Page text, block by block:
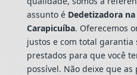
assunto é Dedetizadora
Carapicuíba. Oferecemos
justos e com total garantia
prestados para que você
possível. Não deixe que